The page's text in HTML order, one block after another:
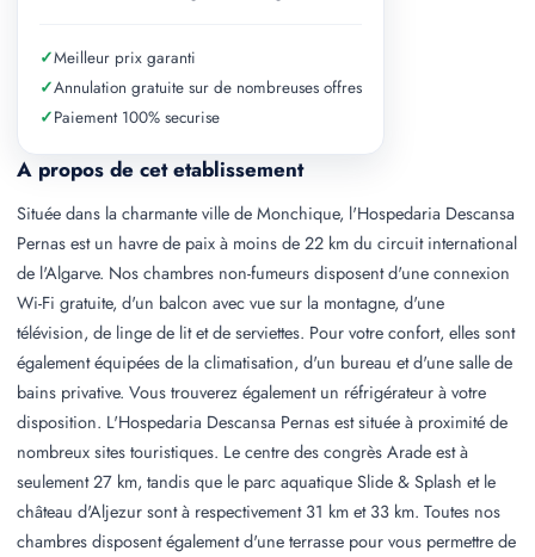
A propos de cet etablissement
Située dans la charmante ville de Monchique, l'Hospedaria Descansa
Pernas est un havre de paix à moins de 22 km du circuit international
de l'Algarve. Nos chambres non-fumeurs disposent d'une connexion
Wi-Fi gratuite, d'un balcon avec vue sur la montagne, d'une
télévision, de linge de lit et de serviettes. Pour votre confort, elles sont
également équipées de la climatisation, d'un bureau et d'une salle de
bains privative. Vous trouverez également un réfrigérateur à votre
disposition. L'Hospedaria Descansa Pernas est située à proximité de
nombreux sites touristiques. Le centre des congrès Arade est à
seulement 27 km, tandis que le parc aquatique Slide & Splash et le
château d'Aljezur sont à respectivement 31 km et 33 km. Toutes nos
chambres disposent également d'une terrasse pour vous permettre de
✓Meilleur prix garanti
✓Annulation gratuite sur de nombreuses offres
✓Paiement 100% securise